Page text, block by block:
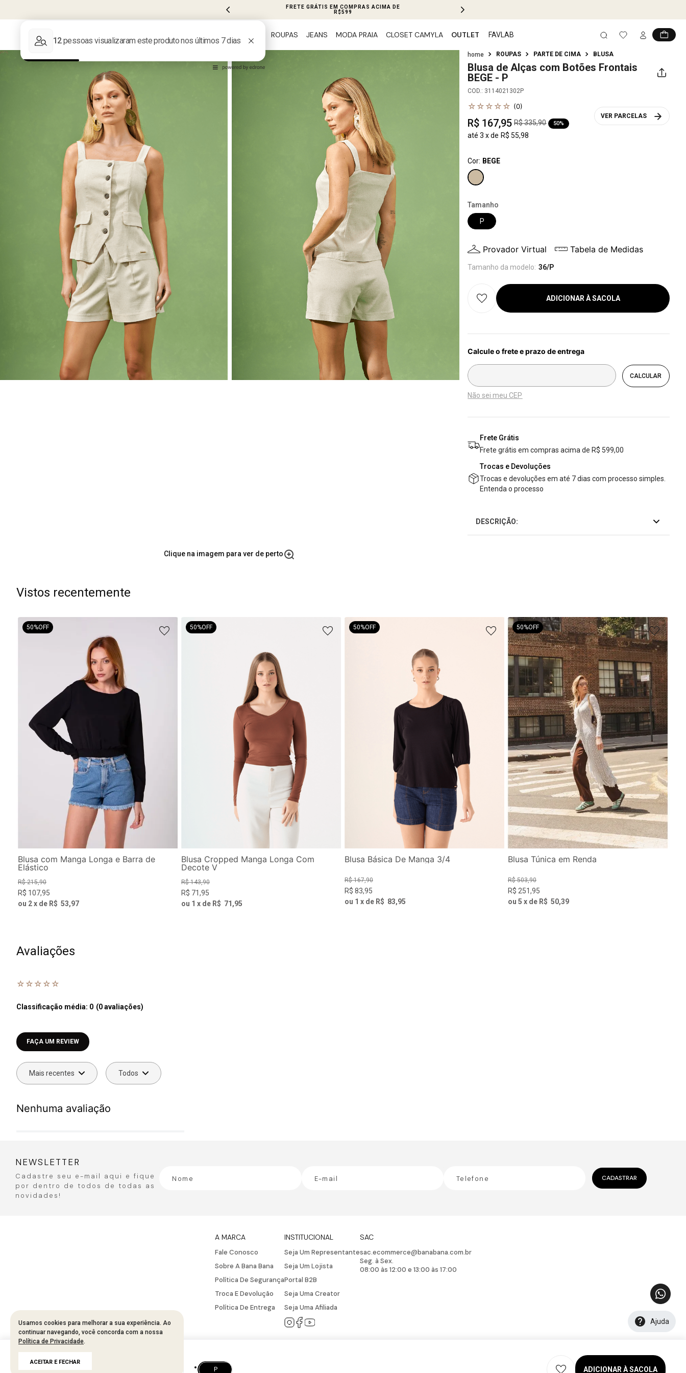
Ajuda
FRETE GRÁTIS EM COMPRAS ACIMA DE
R$599
ROUPAS JEANS MODA PRAIA CLOSET CAMYLA OUTLET FAVLAB
R$ 167,95 R$335
P ADICIONAR À SACOLA
ROUPAS PARTE DE CIMA BLUSA
Blusa de Alças com Botões Frontais
BEGE - P
COD.: 3114021302P
☆ ☆ ☆ ☆ ☆ (0)
R$ 167,95 R$335,90 50%
até 3 x de R$ 55,98
VER PARCELAS
Cor: BEGE
Tamanho
P
Provador Virtual Tabela de Medidas
Tamanho da modelo: 36/P
ADICIONAR À SACOLA
Não sei meu CEP
Frete Grátis
Frete grátis em compras acima de R$ 599,00
Trocas e Devoluções
Trocas e devoluções em até 7 dias com processo simples.
Entenda o processo
DESCRIÇÃO:
Clique na imagem para ver de perto
Vistos recentemente
50%OFF
Blusa com Manga Longa e Barra de
Elástico
R$ 215,90
R$ 107,95
ou 2x de R$ 53,97
50%OFF
Blusa Cropped Manga Longa Com
Decote V
R$ 143,90
R$ 71,95
ou 1 x de R$ 71 ,95
50%OFF
Blusa Básica De Manga 3/4
R$ 167,90
R$ 83,95
ou 1 x de R$ 83,95
50%OFF
Blusa Túnica em Renda
R$ 503,90
R$ 251,95
ou 5 x de R$ 50,39
Avaliações
☆ ☆ ☆ ☆ ☆
Classificação média: 0 (0 avaliações)
Faça login para escrever uma avaliação.
Mais recentes Todos
Nenhuma avaliação
Usamos cookies para melhorar a sua experiência. Ao
continuar navegando, você concorda com a nossa
Política de Privacidade.
ACEITAR E FECHAR
NEWSLETTER
Cadastre seu e-mail aqui e fique
por dentro de todos de todas as
novidades!
CADASTRAR
A MARCA
Fale Conosco
Sobre A Bana Bana
Política De Segurança
Troca E Devolução
Política De Entrega
INSTITUCIONAL
Seja Um Representante
Seja Um Lojista
Portal B2B
Seja Uma Creator
Seja Uma Afiliada
SAC
sac.ecommerce@banabana.com.br
Seg. à Sex.
08:00 às 12:00 e 13:00 às 17:00
Developed by